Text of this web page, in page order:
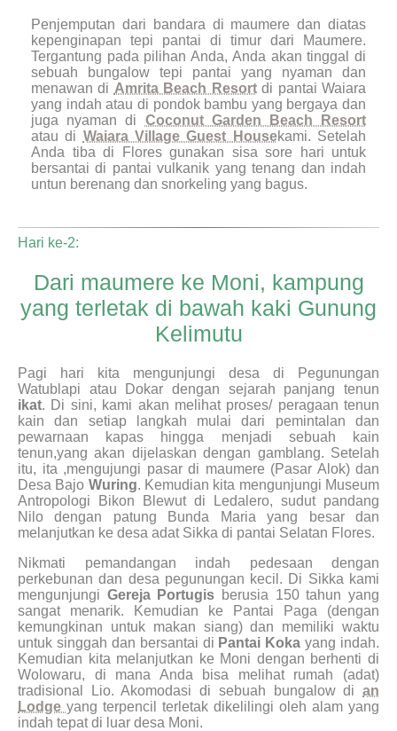
Penjemputan dari bandara di maumere dan diatas
kepenginapan tepi pantai di timur dari Maumere.
Tergantung pada pilihan Anda, Anda akan tinggal di
sebuah bungalow tepi pantai yang nyaman dan
menawan di Amrita Beach Resortdi pantai Waiara
yang indah atau di pondok bambu yang bergaya dan
juga nyaman di Coconut Garden Beach Resort
atau di Waiara Village Guest Housekami. Setelah
Anda tiba di Flores gunakan sisa sore hari untuk
bersantai di pantai vulkanik yang tenang dan indah
untun berenang dan snorkeling yang bagus.
Hari ke-2:
Dari maumere ke Moni, kampung
yang terletak di bawah kaki Gunung
Kelimutu
Pagi hari kita mengunjungi desa di Pegunungan
Watublapi atau Dokar dengan sejarah panjang tenun
ikat. Di sini, kami akan melihat proses/ peragaan tenun
kain dan setiap langkah mulai dari pemintalan dan
pewarnaan kapas hingga menjadi sebuah kain
tenun,yang akan dijelaskan dengan gamblang. Setelah
itu, ita ,mengujungi pasar di maumere (Pasar Alok) dan
Desa Bajo Wuring. Kemudian kita mengunjungi Museum
Antropologi Bikon Blewut di Ledalero, sudut pandang
Nilo dengan patung Bunda Maria yang besar dan
melanjutkan ke desa adat Sikka di pantai Selatan Flores.
Nikmati pemandangan indah pedesaan dengan
perkebunan dan desa pegunungan kecil. Di Sikka kami
mengunjungi Gereja Portugis berusia 150 tahun yang
sangat menarik. Kemudian ke Pantai Paga (dengan
kemungkinan untuk makan siang) dan memiliki waktu
untuk singgah dan bersantai di Pantai Koka yang indah.
Kemudian kita melanjutkan ke Moni dengan berhenti di
Wolowaru, di mana Anda bisa melihat rumah (adat)
tradisional Lio. Akomodasi di sebuah bungalow di an
Lodge yang terpencil terletak dikelilingi oleh alam yang
indah tepat di luar desa Moni.